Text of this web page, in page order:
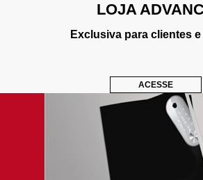
LOJA
Exclusiva para clientes
ACESSE